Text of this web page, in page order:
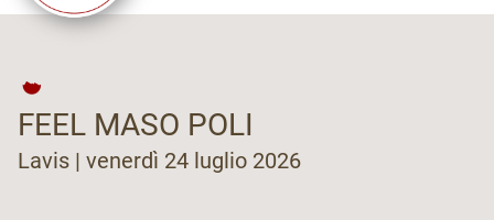
FEEL MASO POLI
Lavis | venerdì 24 luglio 2026